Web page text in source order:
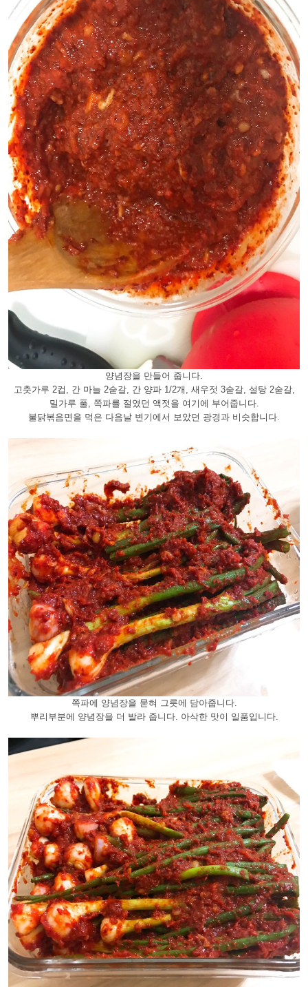
양념장을 만들어 줍니다.
고춧가루 2컵, 간 마늘 2숟갈, 간 양파 1/2개, 새우젓 3숟갈, 설탕 2숟갈,
밀가루 풀, 쪽파를 절였던 액젓을 여기에 부어줍니다.
불닭볶음면을 먹은 다음날 변기에서 보았던 광경과 비슷합니다.
쪽파에 양념장을 묻혀 그릇에 담아줍니다.
뿌리부분에 양념장을 더 발라 줍니다. 아삭한 맛이 일품입니다.